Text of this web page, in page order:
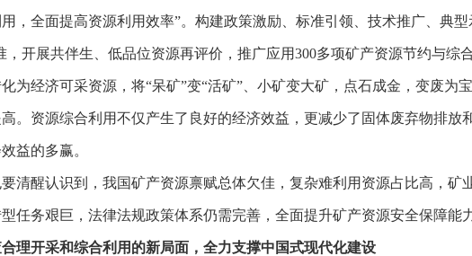
，全面提高资源利用效率”。构建政策激励、标准引领、技术推广、典
，开展共伴生、低品位资源再评价，推广应用300多项矿产资源节约与综
为经济可采资源，将“呆矿”变“活矿”、小矿变大矿，点石成金，变废为
。资源综合利用不仅产生了良好的经济效益，更减少了固体废弃物排放
益的多赢。
清醒认识到，我国矿产资源禀赋总体欠佳，复杂难利用资源占比高，矿
任务艰巨，法律法规政策体系仍需完善，全面提升矿产资源安全保障能
理开采和综合利用的新局面，全力支撑中国式现代化建设